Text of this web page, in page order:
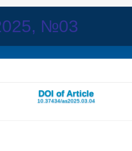
№03
DOI of Article
10.37434/as2025.03.04